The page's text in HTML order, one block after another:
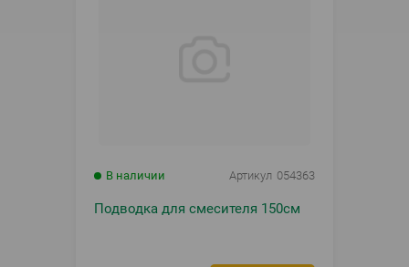
В наличии Артикул 054363
Подводка для смесителя 150см